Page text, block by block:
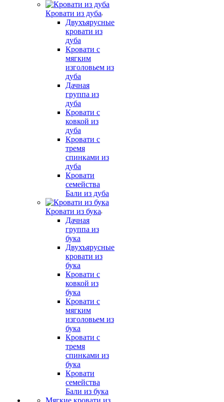
Кровати из дуба
Двухъярусные
кровати из
дуба
Кровати с
мягким
изголовьем из
дуба
Дачная
группа из
дуба
Кровати с
ковкой из
дуба
Кровати с
тремя
спинками из
дуба
Кровати
семейства
Бали из дуба
Кровати из бука
Дачная
группа из
бука
Двухъярусные
кровати из
бука
Кровати с
ковкой из
бука
Кровати с
мягким
изголовьем из
бука
Кровати с
тремя
спинками из
бука
Кровати
семейства
Бали из бука
Мягкие кровати из